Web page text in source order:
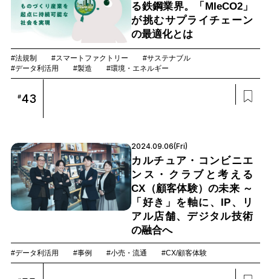
る鉄鋼業界。「MIeCO2」
が挑むサプライチェーン
の最適化とは
#法規制 #スマートファクトリー
#サステナブル
#データ利活用
#製造 #環境・エネルギー
#43
2024.09.06(Fri)
カルチュア・コンビニエ
ンス・クラブと考える
CX（顧客体験）の未来 ～
「好き」を軸に、IP、リ
アル店舗、デジタル技術
の融合へ
#データ利活用 #事例 #小売・流通 #CX/顧客体験